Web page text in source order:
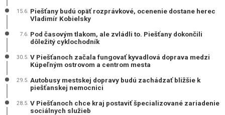
15.6. Piešťany budú opäť rozprávkové, ocenenie dostane herec
Vladimír Kobielsky
7.6. Pod časovým tlakom, ale zvládli to. Piešťany dokončili
dôležitý cyklochodník
30.5. V Piešťanoch začala fungovať kyvadlová doprava medzi
Kúpeľným ostrovom a centrom mesta
29.5. Autobusy mestskej dopravy budú zachádzať bližšie k
piešťanskej nemocnici
28.5. V Piešťanoch chce kraj postaviť špecializované zariadenie
sociálnych služieb